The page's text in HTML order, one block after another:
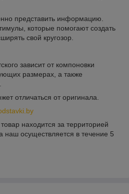
представить информацию.
которые помогают создать
свой кругозор.
зависит от компоновки
размерах, а также
отличаться от оригинала.
находится за территорией
наш осуществляется в течение 5